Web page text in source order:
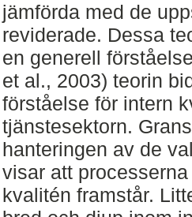
jämförda med de
reviderade. Dessa
en generell
et al., 2003) teorin
förståelse för intern
tjänstesektorn.
hanteringen av de
visar att
kvalitén framstår.